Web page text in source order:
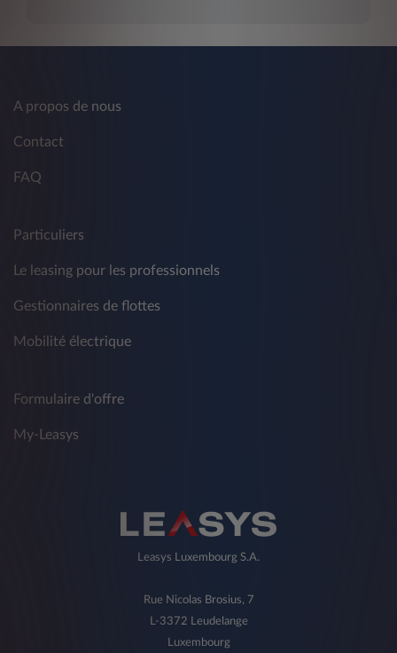
A propos de nous
Contact
FAQ
Particuliers
Le leasing pour les professionnels
Gestionnaires de flottes
Mobilité électrique
Formulaire d'offre
My-Leasys
Leasys Luxembourg S.A.
Rue Nicolas Brosius, 7
L-3372 Leudelange
Luxembourg